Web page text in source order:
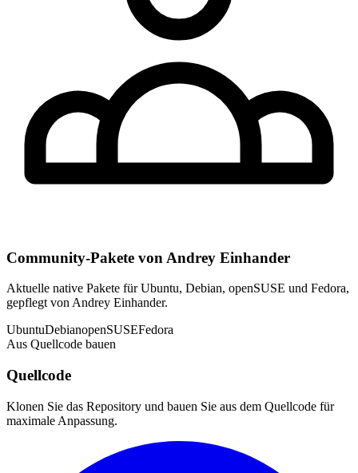
Community-Pakete von Andrey Einhander
Aktuelle native Pakete für Ubuntu, Debian, openSUSE und Fedora,
gepflegt von Andrey Einhander.
UbuntuDebianopenSUSEFedora
Aus Quellcode bauen
Quellcode
Klonen Sie das Repository und bauen Sie aus dem Quellcode für
maximale Anpassung.